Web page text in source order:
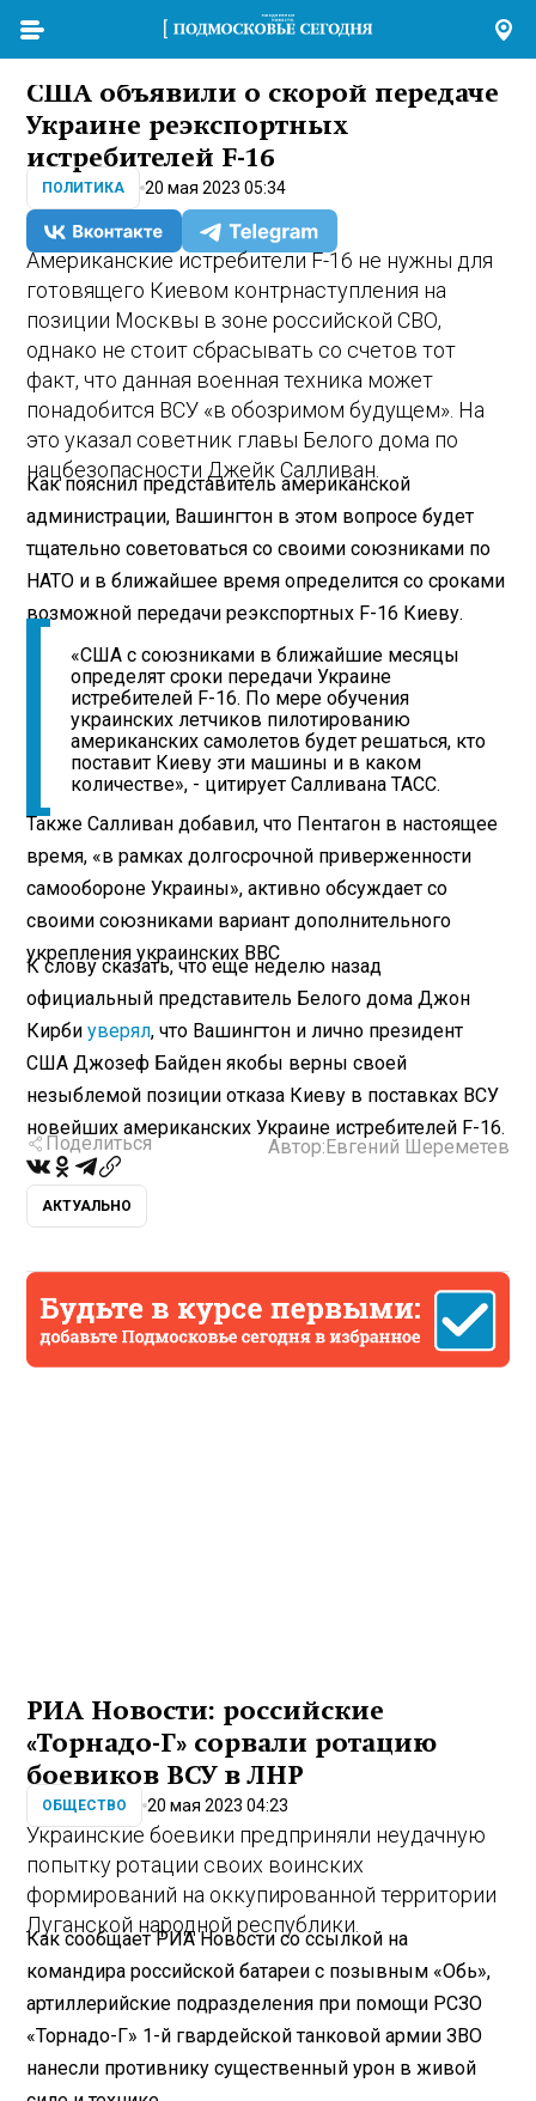
США объявили о скорой передаче
Украине реэкспортных
истребителей F-16
ПОЛИТИКА 20 мая 2023 05:34
Американские истребители F-16 не нужны для
готовящего Киевом контрнаступления на
позиции Москвы в зоне российской СВО,
однако не стоит сбрасывать со счетов тот
факт, что данная военная техника может
понадобится ВСУ «в обозримом будущем». На
это указал советник главы Белого дома по
нацбезопасности Джейк Салливан.
Как пояснил представитель американской
администрации, Вашингтон в этом вопросе будет
тщательно советоваться со своими союзниками по
НАТО и в ближайшее время определится со сроками
возможной передачи реэкспортных F-16 Киеву.
«США с союзниками в ближайшие месяцы
определят сроки передачи Украине
истребителей F-16. По мере обучения
украинских летчиков пилотированию
американских самолетов будет решаться, кто
поставит Киеву эти машины и в каком
количестве», - цитирует Салливана ТАСС.
Также Салливан добавил, что Пентагон в настоящее
время, «в рамках долгосрочной приверженности
самообороне Украины», активно обсуждает со
своими союзниками вариант дополнительного
укрепления украинских ВВС
К слову сказать, что еще неделю назад
официальный представитель Белого дома Джон
Кирбиуверял, что Вашингтон и лично президент
США Джозеф Байден якобы верны своей
незыблемой позиции отказа Киеву в поставках ВСУ
новейших американских Украине истребителей F-16.
Поделиться Автор: Евгений Шереметев
АКТУАЛЬНО
РИА Новости: российские
«Торнадо-Г» сорвали ротацию
боевиков ВСУ в ЛНР
ОБЩЕСТВО 20 мая 2023 04:23
Украинские боевики предприняли неудачную
попытку ротации своих воинских
формирований на оккупированной территории
Луганской народной республики.
Как сообщает РИА Новости со ссылкой на
командира российской батареи с позывным «Обь»,
артиллерийские подразделения при помощи РСЗО
«Торнадо-Г» 1-й гвардейской танковой армии ЗВО
нанесли противнику существенный урон в живой